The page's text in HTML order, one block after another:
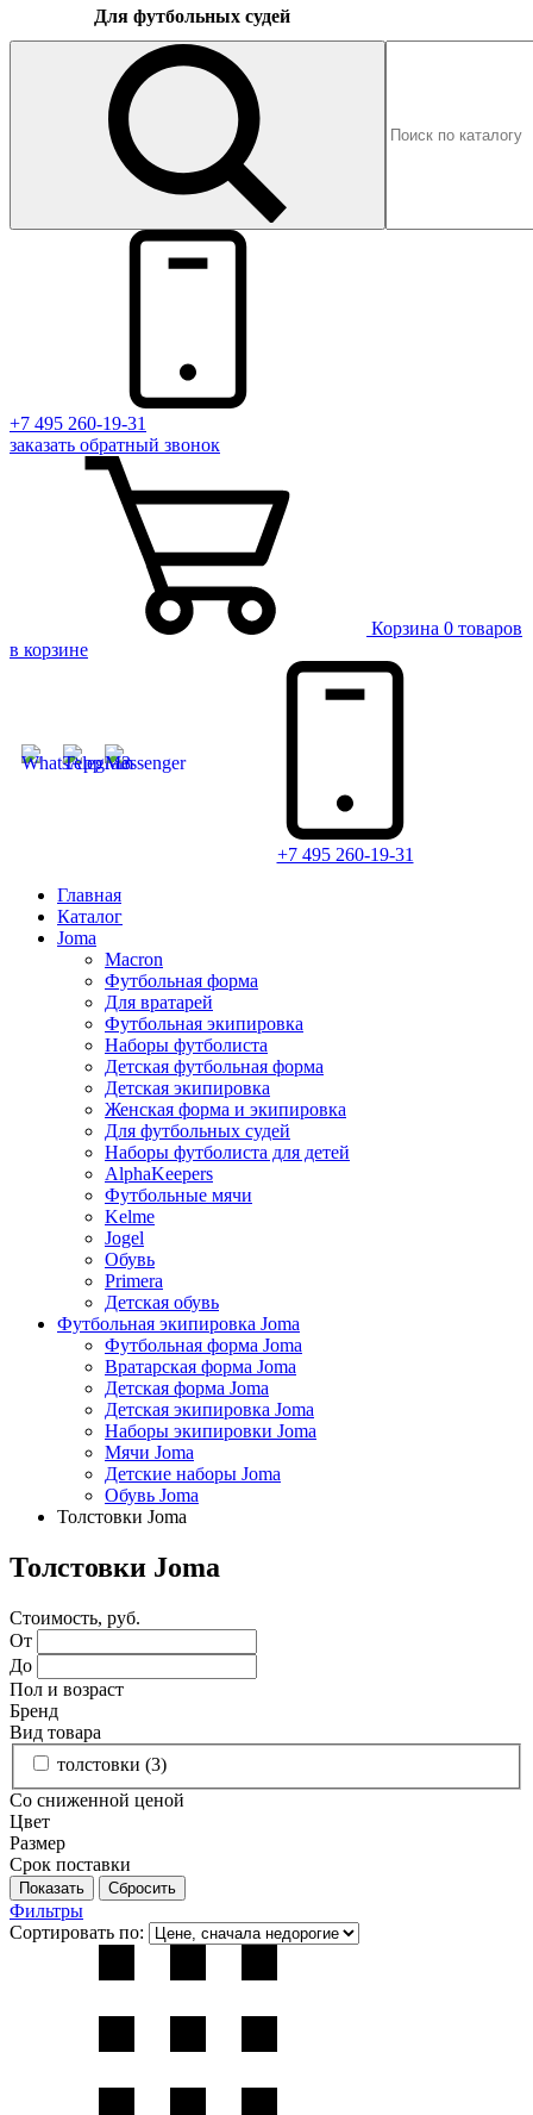
Для футбольных судей
+7 495 260-19-31
заказать обратный звонок
Корзина 0 товаров
в корзине
+7 495 260-19-31
Главная
Каталог
Joma
Macron
Футбольная форма
Для вратарей
Футбольная экипировка
Наборы футболиста
Детская футбольная форма
Детская экипировка
Женская форма и экипировка
Для футбольных судей
Наборы футболиста для детей
AlphaKeepers
Футбольные мячи
Kelme
Jogel
Обувь
Primera
Детская обувь
Футбольная экипировка Joma
Футбольная форма Joma
Вратарская форма Joma
Детская форма Joma
Детская экипировка Joma
Наборы экипировки Joma
Мячи Joma
Детские наборы Joma
Обувь Joma
Толстовки Joma
Толстовки Joma
Стоимость, руб.
От
До
Пол и возраст
Бренд
Вид товара
толстовки (3)
Со сниженной ценой
Цвет
Размер
Срок поставки
Фильтры
Сортировать по: